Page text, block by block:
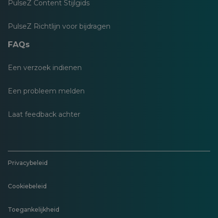
PulseZ Content Stijlgids
PulseZ Richtlijn voor bijdragen
FAQs
Een verzoek indienen
Een probleem melden
Laat feedback achter
Privacybeleid
Cookiebeleid
Toegankelijkheid